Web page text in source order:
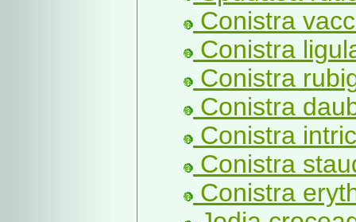
Conistra
Conistra
Conistra
Conistra
Conistra
Conistra
Conistra